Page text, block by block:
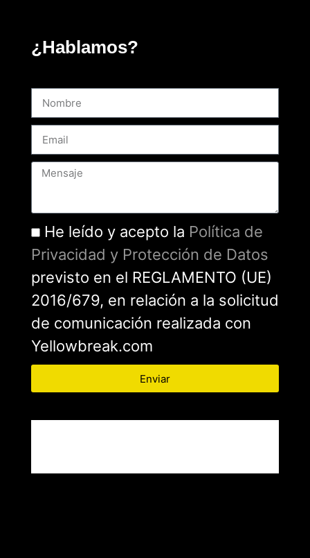
¿Hablamos?
He leído y acepto la Política de
Privacidad y Protección de Datos
previsto en el REGLAMENTO (UE)
2016/679, en relación a la solicitud
de comunicación realizada con
Yellowbreak.com
Enviar